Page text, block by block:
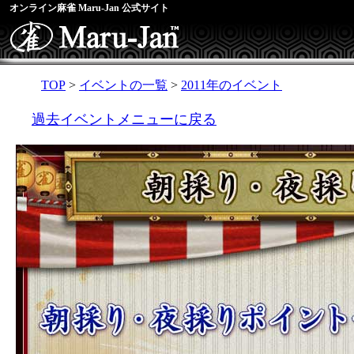
オンライン麻雀 Maru-Jan 公式サイト
TOP > イベントの一覧 > 2011年のイベント
過去イベントメニューに戻る